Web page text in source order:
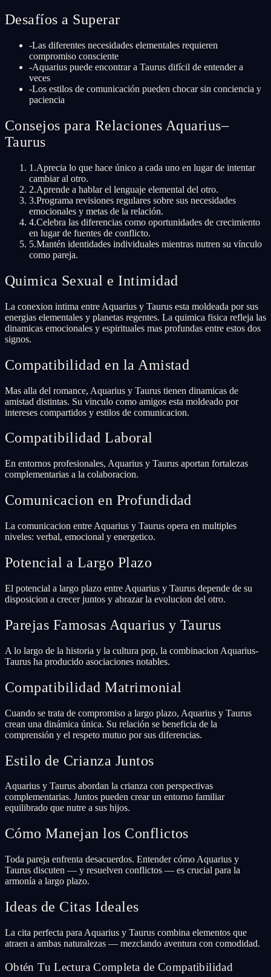
Desafíos a Superar
-Las diferentes necesidades elementales requieren
compromiso consciente
-Aquarius puede encontrar a Taurus difícil de entender a
veces
-Los estilos de comunicación pueden chocar sin conciencia y
paciencia
Consejos para Relaciones Aquarius–
Taurus
1 .Aprecia lo que hace único a cada uno en lugar de intentar
cambiar al otro.
2.Aprende a hablar el lenguaje elemental del otro.
3.Programa revisiones regulares sobre sus necesidades
emocionales y metas de la relación.
4.Celebra las diferencias como oportunidades de crecimiento
en lugar de fuentes de conflicto.
5.Mantén identidades individuales mientras nutren su vínculo
como pareja.
Quimica Sexual e Intimidad
La conexion intima entre Aquarius y Taurus esta moldeada por sus
energias elementales y planetas regentes. La quimica fisica refleja las
dinamicas emocionales y espirituales mas profundas entre estos dos
signos.
Compatibilidad en la Amistad
Mas alla del romance, Aquarius y Taurus tienen dinamicas de
amistad distintas. Su vinculo como amigos esta moldeado por
intereses compartidos y estilos de comunicacion.
Compatibilidad Laboral
En entornos profesionales, Aquarius y Taurus aportan fortalezas
complementarias a la colaboracion.
Comunicacion en Profundidad
La comunicacion entre Aquarius y Taurus opera en multiples
niveles: verbal, emocional y energetico.
Potencial a Largo Plazo
El potencial a largo plazo entre Aquarius y Taurus depende de su
disposicion a crecer juntos y abrazar la evolucion del otro.
Parejas Famosas Aquarius y Taurus
A lo largo de la historia y la cultura pop, la combinacion Aquarius-
Taurus ha producido asociaciones notables.
Compatibilidad Matrimonial
Cuando se trata de compromiso a largo plazo, Aquarius y Taurus
crean una dinámica única. Su relación se beneficia de la
comprensión y el respeto mutuo por sus diferencias.
Estilo de Crianza Juntos
Aquarius y Taurus abordan la crianza con perspectivas
complementarias. Juntos pueden crear un entorno familiar
equilibrado que nutre a sus hijos.
Cómo Manejan los Conflictos
Toda pareja enfrenta desacuerdos. Entender cómo Aquarius y
Taurus discuten — y resuelven conflictos — es crucial para la
armonía a largo plazo.
Ideas de Citas Ideales
La cita perfecta para Aquarius y Taurus combina elementos que
atraen a ambas naturalezas — mezclando aventura con comodidad.
Obtén Tu Lectura Completa de Compatibilidad